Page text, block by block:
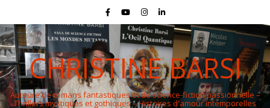
CHRISTINE BARSI
Auteure de romans fantastiques et de science-fiction passionnelle –
Thrillers mystiques et gothiques – Histoires d'amour intemporelles